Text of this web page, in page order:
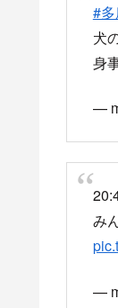
#
犬
身
—
み
—